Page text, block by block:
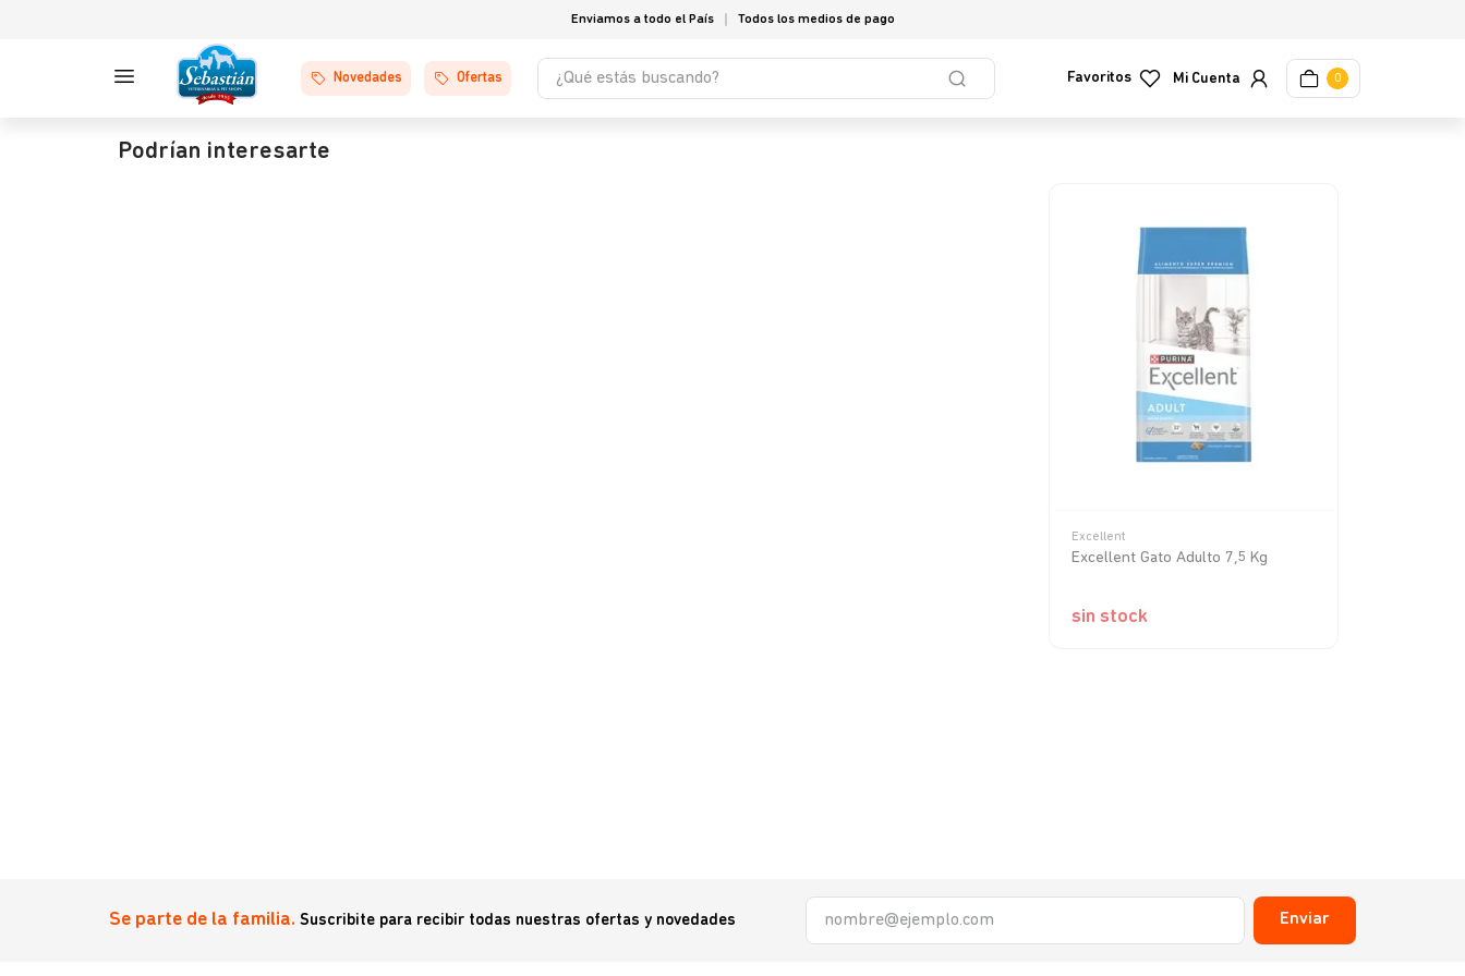
Enviamos a todo el País Todos los medios de pago
Novedades Ofertas
¿Qué estás buscando?
Favoritos 0
Podrían interesarte
Excellent
Excellent Gato Adulto 7,5 Kg
sin stock
Se parte de la familia. Suscribite para recibir todas nuestras ofertas y novedades Enviar